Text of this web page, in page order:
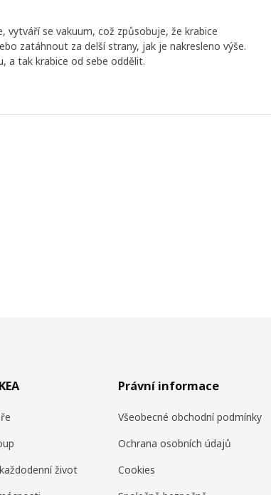
vytváří se vakuum, což způsobuje, že krabice
zatáhnout za delší strany, jak je nakresleno výše.
a tak krabice od sebe oddělit.
život
Právní informace
Všeobecné obchodní podmínky
Ochrana osobních údajů
Cookies